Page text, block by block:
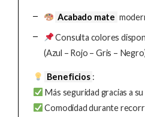
Acabado mate
Consulta colores
(Azul – Rojo – Gris –
Beneficios :
Más seguridad gracias a
Comodidad durante